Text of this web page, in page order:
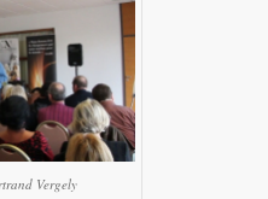
Vergely